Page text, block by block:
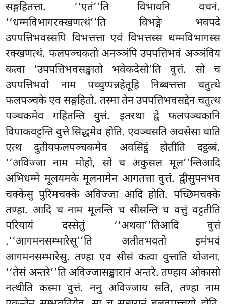
सङ्गहितत्ता. ‘‘एतं’’ति विभावनि वचनं.
‘‘धम्मविभागरक्खणत्थं’’ति विभङ्गे भवपदे
उपपत्तिभवस्सपि विभत्तत्ता एवं विभत्तस्स धम्मविभागस्स
रक्खणत्थं. फलपञ्चकतो अनञ्ञंपि उपपत्तिभवं अञ्ञंविय
कत्वा ‘उपपत्तिभवसङ्खातो भवेकदेसो’ति वुत्तं. सो च
उपपत्तिभवो नाम पच्चुप्पन्नहेतूहि निब्बत्तत्ता चतुत्थे
फलपञ्चके एव सङ्गहितो. तस्मा तेन उपपत्तिभवसद्देन चतुत्थ
पञ्चकमेव गहितन्ति युत्तं. इतरथा द्वे फलपञ्चकानि
विपाकवट्टन्ति वुत्ते सिद्धमेव होति. एवञ्चसति अवसेसा चाति
एत्थ दुतीयफलपञ्चकमेव अवसिट्ठं होतीति दट्ठब्बं.
‘‘अविज्जा नाम मोहो, सो च अकुसल मूल’’न्तिआदि
अभिधम्मे मूलयमके मूलनामेन आगतत्ता वुत्तं. द्वीसुपनभव
चक्केसु पुरिमचक्के अविज्जा आदि होति. पच्छिमचक्के
तण्हा. आदि च नाम मूलन्ति च सीसन्ति च वत्तुं वट्टतीति
परियायं दस्सेतुं ‘‘अथवा’’तिआदि वुत्तं
.‘‘आगमनसम्भारेसू’’ति अतीतभवतो इमंभवं
आगमनसम्भारेसु. तण्हा एव सीसं कत्वा वुत्ताति योजना.
‘‘तेसं अन्तरे’’ति अविज्जासङ्खारानं अन्तरे. तण्हाय ओकासो
नत्थीति कस्मा वुत्तं. ननु अविज्जाय सति, तण्हा नाम